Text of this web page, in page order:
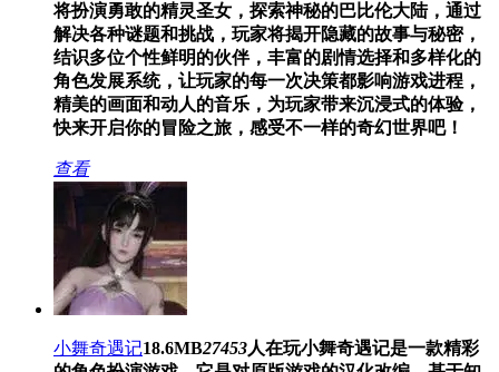
将扮演勇敢的精灵圣女，探索神秘的巴比伦大陆，通过
解决各种谜题和挑战，玩家将揭开隐藏的故事与秘密，
结识多位个性鲜明的伙伴，丰富的剧情选择和多样化的
角色发展系统，让玩家的每一次决策都影响游戏进程，
精美的画面和动人的音乐，为玩家带来沉浸式的体验，
快来开启你的冒险之旅，感受不一样的奇幻世界吧！
查看
小舞奇遇记18.6MB27453人在玩小舞奇遇记是一款精彩